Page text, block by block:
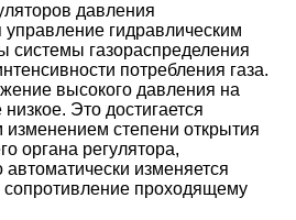
давления
управление гидравлическим
системы газораспределения
потребления газа.
высокого давления на
Это достигается
изменением степени открытия
органа регулятора,
автоматически изменяется
сопротивление проходящему